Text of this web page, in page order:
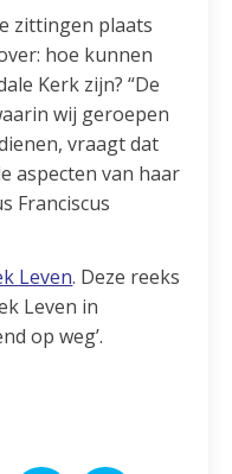
zittingen plaats
hoe kunnen
Kerk zijn? “De
wij geroepen
vraagt dat
aspecten van haar
Franciscus
Leven. Deze reeks
Leven in
op weg’.